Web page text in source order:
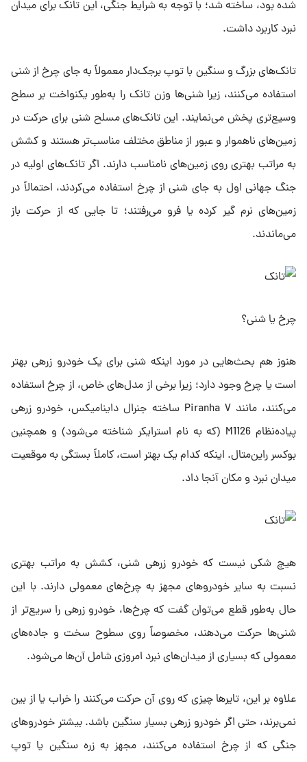
شده بود، ساخته شد؛ با توجه به شرایط جنگی، این تانک برای میدان
نبرد کاربرد داشت.
تانک‌های بزرگ و سنگین با توپ برجک‌دار معمولاً به جای چرخ‌ از شنی
استفاده می‌کنند، زیرا شنی‌ها وزن تانک را به‌طور یکنواخت بر سطح
وسیع‌تری پخش می‌نمایند. این تانک‌های مسلح شنی برای حرکت در
زمین‌های ناهموار و عبور از مناطق مختلف مناسب‌تر هستند و کشش
به مراتب بهتری روی زمین‌های نامناسب دارند. اگر تانک‌های اولیه در
جنگ جهانی اول به جای شنی از چرخ استفاده می‌کردند، احتمالاً در
زمین‌های نرم گیر کرده یا فرو می‌رفتند؛ تا جایی که از حرکت باز
می‌ماندند.
چرخ یا شنی؟
هنوز هم بحث‌هایی در مورد اینکه شنی برای یک خودرو زرهی بهتر
است یا چرخ وجود دارد؛ زیرا برخی از مدل‌های خاص، از چرخ‌ استفاده
می‌کنند، مانند Piranha V ساخته جنرال داینامیکس، خودرو زرهی
پیاده‌نظام M1126 (که به نام استرایکر شناخته می‌شود) و همچنین
بوکسر راین‌متال. اینکه کدام یک بهتر است، کاملاً بستگی به موقعیت
میدان نبرد و مکان آنجا داد.
هیچ شکی نیست که خودرو زرهی شنی، کشش به مراتب بهتری
نسبت به سایر خودروهای مجهز به چرخ‌های معمولی دارند. با این
حال به‌طور قطع می‌توان گفت که چرخ‌ها، خودرو زرهی را سریع‌تر از
شنی‌ها حرکت می‌دهند، مخصوصاً روی سطوح سخت و جاده‌های
معمولی که بسیاری از میدان‌های نبرد امروزی شامل آن‌ها می‌شود.
علاوه بر این، تایرها چیزی که روی آن حرکت می‌کنند را خراب یا از بین
نمی‌برند، حتی اگر خودرو زرهی بسیار سنگین باشد. بیشتر خودروهای
جنگی که از چرخ‌ استفاده می‌کنند، مجهز به زره سنگین یا توپ